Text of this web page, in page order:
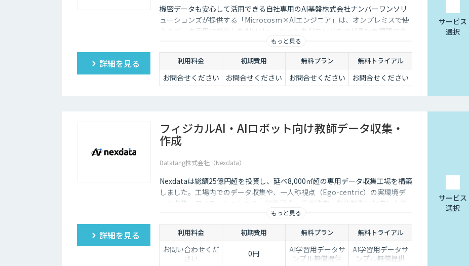
・1ポイント1円相
当、10,000ポイン
ト単位で事前デポ
利用ポイントは以
下の通り
OCR 5ポイ
ント/1ページあた
り
ント/1審査
機密データも安心して活用できる自社専用のAI基盤株式会社ナンバーワンソリ
ューションズが提供する「Microcosm×AIエンジニア」は、オンプレミスで使
えるデータ活用に特化したAIソリューションをAIエンジニアが貴社の課題に合
わせてカスタマイズするサービスです。社内に眠るデータを「会社の資産」と
して生まれ変わらせることができます。
もっと見る
詳細を見る 利用料金 初期費用 無料プラン 無料トライアル
お問合せください お問合せください お問合せください お問合せください
サービス
選択
フィジカルAI・AIロボット向け教師データ収集・
作成
Datatang株式会社（Nexdata）
Nexdataは総額25億円超を投資し、延べ8,000㎡超の専用データ収集工場を構築
しました。工場内でのデータ収集や、一人称視点（Ego-centric）の実環境デ
ータ収集・アノテーションから、環境認識・意思決定・動作制御に対応した既
製データセットまで、フィジカルAI開発を加速させる包括的なデータソリュー
ションを提供いたします。
もっと見る
詳細を見る 利用料金 初期費用 無料プラン 無料トライアル
お問い合わせくだ
さい
0円
AI学習用データサ
ンプル無償提供
AI学習用データサ
ンプル無償提供
サービス
選択